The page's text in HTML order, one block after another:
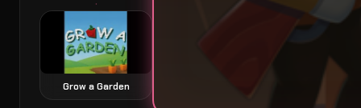
Grow a Garden